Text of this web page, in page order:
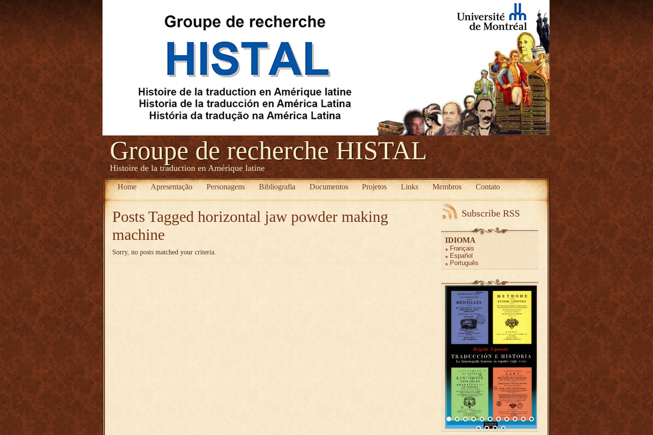
Groupe de recherche HISTAL
Histoire de la traduction en Amérique latine
Home Apresentação Personagens Bibliografia Documentos Projetos Links Membros Contato
Posts Tagged horizontal jaw powder making
machine
Sorry, no posts matched your criteria.
Subscribe RSS
IDIOMA
Français
Español
Português